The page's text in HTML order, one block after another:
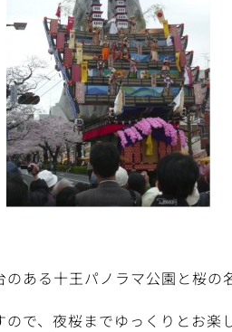
ある十王パノラマ公園と桜の
で、夜桜までゆっくりとお楽